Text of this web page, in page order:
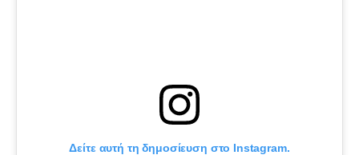
Δείτε αυτή τη δημοσίευση στο Instagram.